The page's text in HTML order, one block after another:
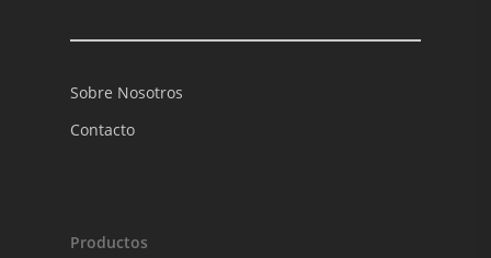
Sobre Nosotros
Contacto
Productos
BICICLETAS